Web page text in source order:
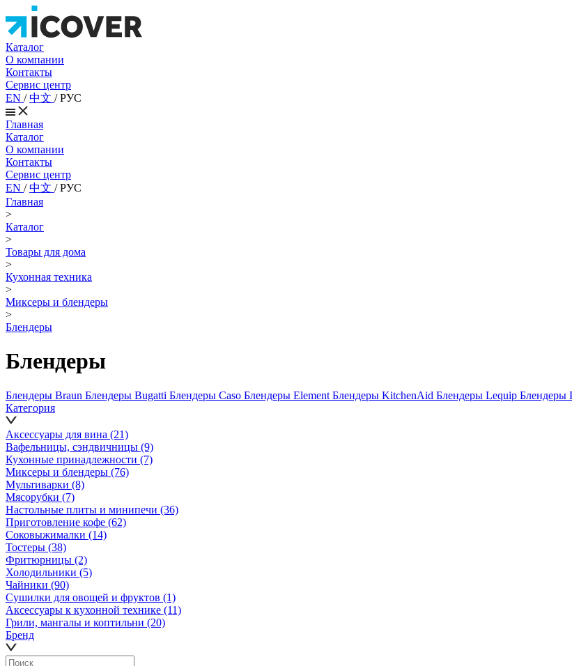
Каталог
О компании
Контакты
Сервис центр
EN /中文 /РУС
Главная
Каталог
О компании
Контакты
Сервис центр
EN /中文 /РУС
Главная
>
Каталог
>
Товары для дома
>
Кухонная техника
>
Миксеры и блендеры
>
Блендеры
Блендеры
Блендеры Braun Блендеры Bugatti Блендеры Caso Блендеры Element Блендеры KitchenAid Блендеры Lequip Блендеры
Категория
Аксессуары для вина (21)
Вафельницы, сэндвичницы (9)
Кухонные принадлежности (7)
Миксеры и блендеры (76)
Мультиварки (8)
Мясорубки (7)
Настольные плиты и минипечи (36)
Приготовление кофе (62)
Соковыжималки (14)
Тостеры (38)
Фритюрницы (2)
Холодильники (5)
Чайники (90)
Сушилки для овощей и фруктов (1)
Аксессуары к кухонной технике (11)
Грили, мангалы и коптильни (20)
Бренд